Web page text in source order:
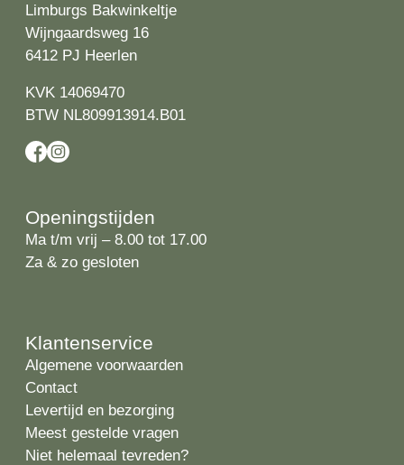
Limburgs Bakwinkeltje
Wijngaardsweg 16
6412 PJ Heerlen
KVK 14069470
BTW NL809913914.B01
Openingstijden
Ma t/m vrij – 8.00 tot 17.00
Za & zo gesloten
Klantenservice
Algemene voorwaarden
Contact
Levertijd en bezorging
Meest gestelde vragen
Niet helemaal tevreden?